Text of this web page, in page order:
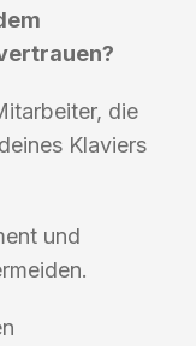
die
Klaviers
und